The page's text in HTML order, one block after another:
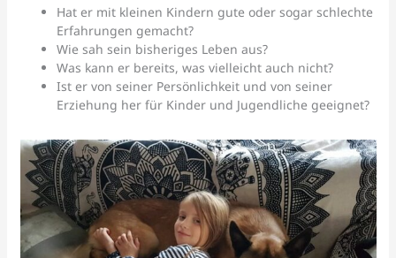
Hat er mit kleinen Kindern gute oder sogar schlechte
Erfahrungen gemacht?
Wie sah sein bisheriges Leben aus?
Was kann er bereits, was vielleicht auch nicht?
Ist er von seiner Persönlichkeit und von seiner
Erziehung her für Kinder und Jugendliche geeignet?